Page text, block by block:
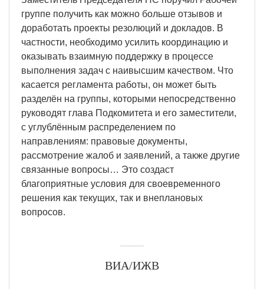
группе получить как можно больше отзывов и
доработать проекты резолюций и докладов. В
частности, необходимо усилить координацию и
оказывать взаимную поддержку в процессе
выполнения задач с наивысшим качеством. Что
касается регламента работы, он может быть
разделён на группы, которыми непосредственно
руководят глава Подкомитета и его заместители,
с углублённым распределением по
направлениям: правовые документы,
рассмотрение жалоб и заявлений, а также другие
связанные вопросы… Это создаст
благоприятные условия для своевременного
решения как текущих, так и внеплановых
вопросов.
ВИА/ИЖВ